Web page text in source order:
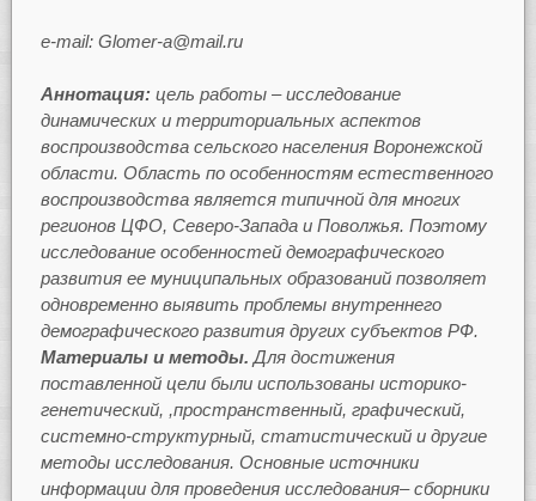
e-mail: Glomer-a@mail.ru
Аннотация: цель работы – исследование
динамических и территориальных аспектов
воспроизводства сельского населения Воронежской
области. Область по особенностям естественного
воспроизводства является типичной для многих
регионов ЦФО, Северо-Запада и Поволжья. Поэтому
исследование особенностей демографического
развития ее муниципальных образований позволяет
одновременно выявить проблемы внутреннего
демографического развития других субъектов РФ.
Материалы и методы. Для достижения
поставленной цели были использованы историко-
генетический, ,пространственный, графический,
системно-структурный, статистический и другие
методы исследования. Основные источники
информации для проведения исследования– сборники